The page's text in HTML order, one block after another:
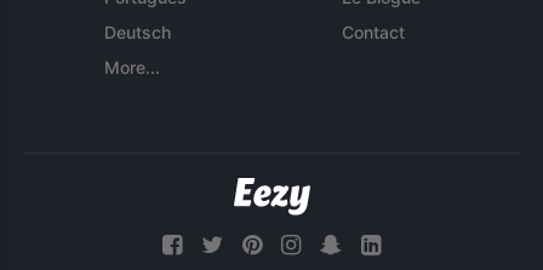
Deutsch
More...
Contact